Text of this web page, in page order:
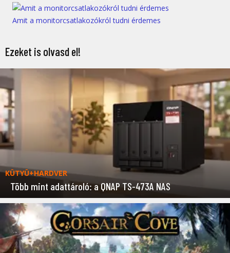
Amit a monitorcsatlakozókról tudni érdemes
Ezeket is olvasd el!
KÜTYÜ+HARDVER
Több mint adattároló: a QNAP TS-473A NAS